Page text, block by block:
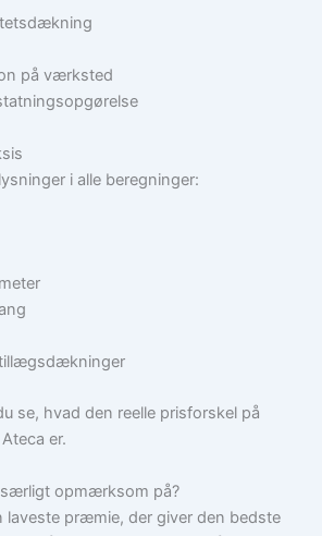
på værksted
i alle beregninger:
se, hvad den reelle prisforskel på
er.
opmærksom på?
laveste præmie, der giver den bedste